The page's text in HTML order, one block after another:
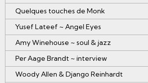
Quelques touches de Monk
Yusef Lateef ~ Angel Eyes
Amy Winehouse ~ soul & jazz
Per Aage Brandt ~ interview
Woody Allen & Django Reinhardt